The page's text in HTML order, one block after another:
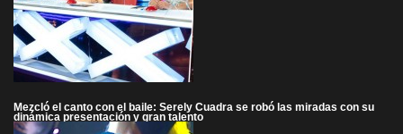
Mezcló el canto con el baile: Serely Cuadra se robó las miradas con su
dinámica presentación y gran talento